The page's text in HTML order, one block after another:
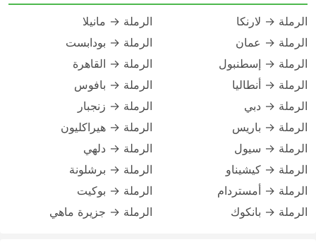
الرملة → لارنكا
الرملة → عمان
الرملة → إسطنبول
الرملة → أنطاليا
الرملة → دبي
الرملة → باريس
الرملة → سيول
الرملة → كيشيناو
الرملة → أمستردام
الرملة → بانكوك
الرملة → مانيلا
الرملة → بودابست
الرملة → القاهرة
الرملة → بافوس
الرملة → زنجبار
الرملة → هيراكليون
الرملة → دلهي
الرملة → برشلونة
الرملة → بوكيت
الرملة → جزيرة ماهي